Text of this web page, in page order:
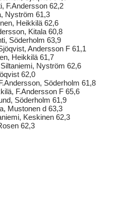
F.Andersson 62,2
Nyström 61,3
Heikkilä 62,6
Kitala 60,8
Söderholm 63,9
Andersson F 61,1
Heikkilä 61,7
Nyström 62,6
62,0
Söderholm 61,8
F.Andersson F 65,6
Söderholm 61,9
Mustonen d 63,3
Keskinen 62,3
62,3